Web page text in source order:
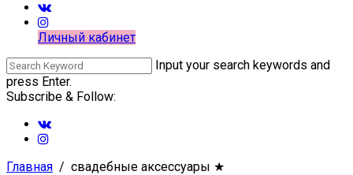
Личный кабинет
Input your search keywords and
press Enter.
Subscribe & Follow:
Главная свадебные аксессуары ★